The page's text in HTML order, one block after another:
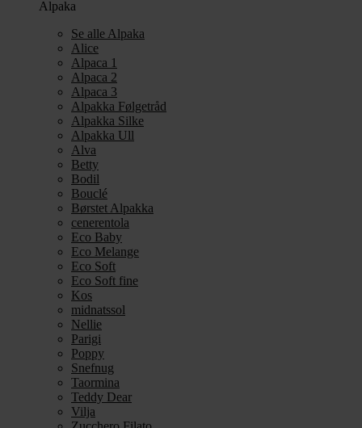
Alpaka
Se alle Alpaka
Alice
Alpaca 1
Alpaca 2
Alpaca 3
Alpakka Følgetråd
Alpakka Silke
Alpakka Ull
Alva
Betty
Bodil
Bouclé
Børstet Alpakka
cenerentola
Eco Baby
Eco Melange
Eco Soft
Eco Soft fine
Kos
midnatssol
Nellie
Parigi
Poppy
Snefnug
Taormina
Teddy Dear
Vilja